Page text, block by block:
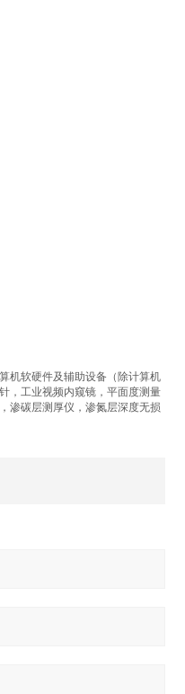
机软硬件及辅助设备（除计算机
，工业视频内窥镜，平面度测量
渗碳层测厚仪，渗氮层深度无损